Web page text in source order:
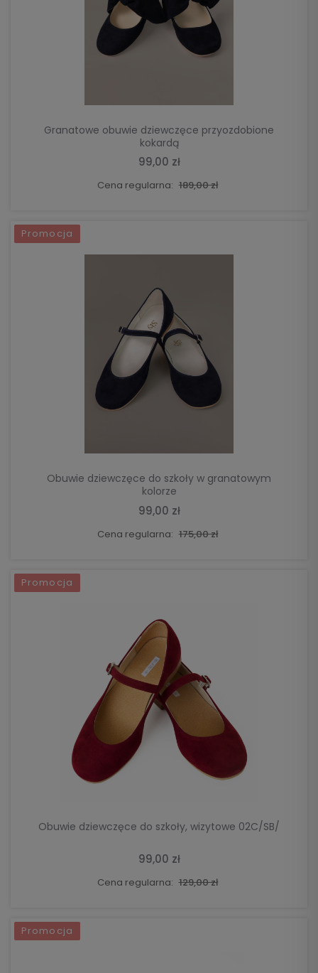
Granatowe obuwie dziewczęce przyozdobione
kokardą
99,00 zł
Cena regularna: 189,00 zł
DO KOSZYKA
Obuwie dziewczęce do szkoły w granatowym
kolorze
99,00 zł
Cena regularna: 175,00 zł
DO KOSZYKA
Promocja
Obuwie dziewczęce do szkoły, wizytowe 02C/SB/
99,00 zł
Cena regularna: 129,00 zł
DO KOSZYKA
Promocja
Promocja